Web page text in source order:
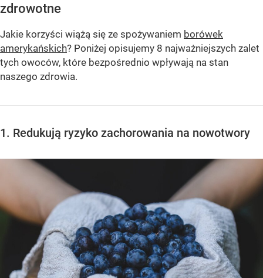
zdrowotne
Jakie korzyści wiążą się ze spożywaniem borówek
amerykańskich? Poniżej opisujemy 8 najważniejszych zalet
tych owoców, które bezpośrednio wpływają na stan
naszego zdrowia.
1. Redukują ryzyko zachorowania na nowotwory